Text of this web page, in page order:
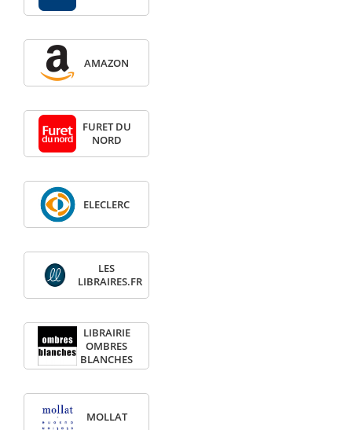
AMAZON
FURET DU
NORD
ELECLERC
LES
LIBRAIRES.FR
LIBRAIRIE
OMBRES
BLANCHES
MOLLAT